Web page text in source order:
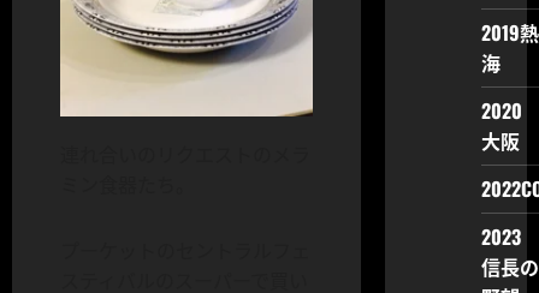
2019熱
海
2020
大阪
2023
信長の